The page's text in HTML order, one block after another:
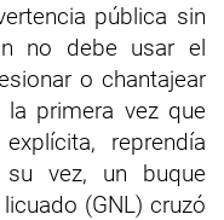
pública sin
no debe usar el
o chantajear
primera vez que
reprendía
su vez, un buque
(GNL) cruzó